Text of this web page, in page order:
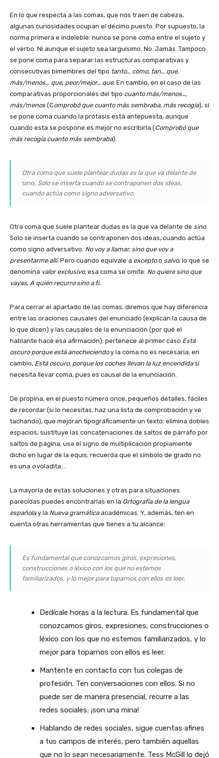
En lo que respecta a las comas, que nos traen de cabeza,
algunas curiosidades ocupan el décimo puesto. Por supuesto, la
norma primera e indeleble: nunca se pone coma entre el sujeto y
el verbo. Ni aunque el sujeto sea larguísimo. No. Jamás. Tampoco
se pone coma para separar las estructuras comparativas y
consecutivas bimembres del tipo tanto… como, tan… que,
más/menos… que, peor/mejor… que. En cambio, en el caso de las
comparativas proporcionales del tipo cuanto más/menos…,
más/menos (Comprobó que cuanto más sembraba, más recogía), sí
se pone coma cuando la prótasis está antepuesta, aunque
cuando esta se pospone es mejor no escribirla (Comprobó que
más recogía cuanto más sembraba).
Otra coma que suele plantear dudas es la que va delante de
sino. Solo se inserta cuando se contraponen dos ideas,
cuando actúa como signo adversativo.
Otra coma que suele plantear dudas es la que va delante de sino.
Solo se inserta cuando se contraponen dos ideas, cuando actúa
como signo adversativo: No voy a llamar, sino que voy a
presentarme allí. Pero cuando equivale a exceptoo salvo, lo que se
denomina valor exclusivo, esa coma se omite: No quiere sino que
vayas, A quién recurro sino a ti.
Para cerrar el apartado de las comas, diremos que hay diferencia
entre las oraciones causales del enunciado (explican la causa de
lo que dicen) y las causales de la enunciación (por qué el
hablante hace esa afirmación): pertenece al primer caso Está
oscuro porque está anocheciendoy la coma no es necesaria; en
cambio, Está oscuro, porque los coches llevan la luz encendidasí
necesita llevar coma, pues es causal de la enunciación.
De propina, en el puesto número once, pequeños detalles, fáciles
de recordar (si lo necesitas, haz una lista de comprobación y ve
tachando), que mejoran tipográficamente un texto: elimina dobles
espacios; sustituye las concatenaciones de saltos de párrafo por
saltos de página; usa el signo de multiplicación propiamente
dicho en lugar de la equis; recuerda que el símbolo de grado no
es una ovoladita…
La mayoría de estas soluciones y otras para situaciones
parecidas puedes encontrarlas en la Ortografía de la lengua
españolay la Nueva gramáticaacadémicas. Y, además, ten en
cuenta otras herramientas que tienes a tu alcance:
Es fundamental que conozcamos giros, expresiones,
construcciones o léxico con los que no estemos
familiarizados, y lo mejor para toparnos con ellos es leer.
Dedícale horas a la lectura. Es fundamental que
conozcamos giros, expresiones, construcciones o
léxico con los que no estemos familiarizados, y lo
mejor para toparnos con ellos es leer.
Mantente en contacto con tus colegas de
profesión. Ten conversaciones con ellos. Si no
puede ser de manera presencial, recurre a las
redes sociales; ¡son una mina!
Hablando de redes sociales, sigue cuentas afines
a tus campos de interés, pero también aquellas
que no lo sean necesariamente. Tess McGill lo dejó